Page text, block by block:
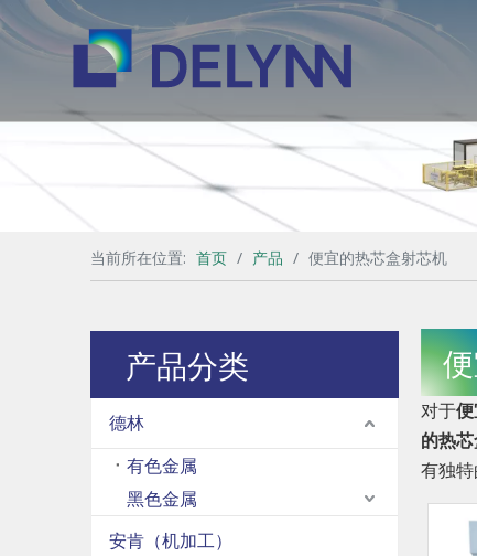
当前所在位置: 首页 / 产品 / 便宜的热芯盒射芯机
产品分类
德林
有色金属
黑色金属
安肯（机加工）
对于
的热
有独